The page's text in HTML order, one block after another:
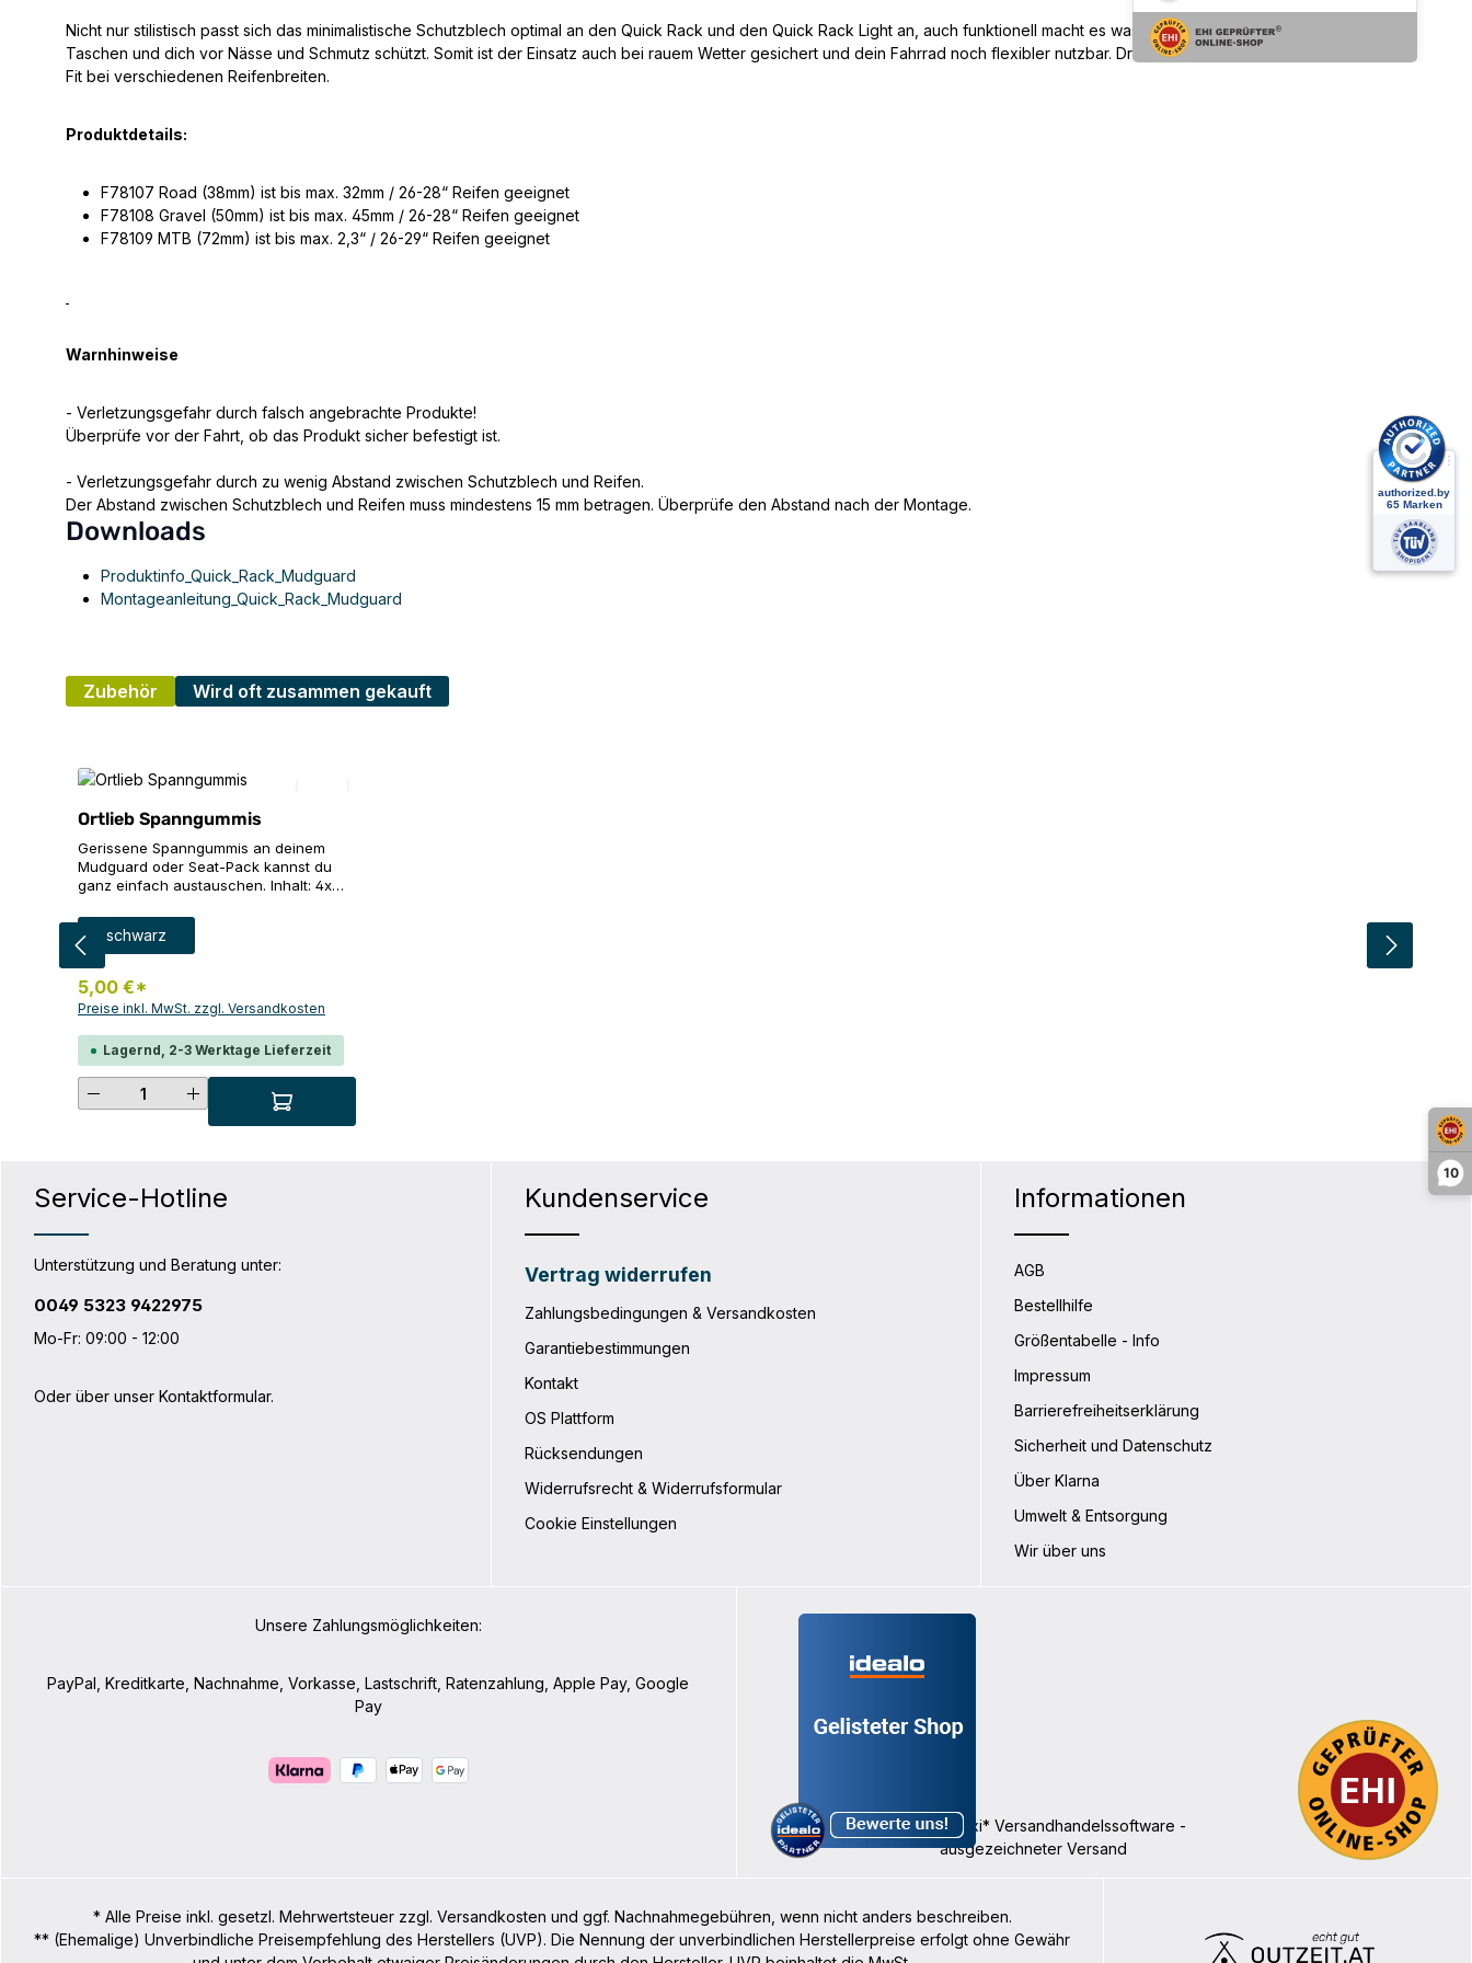
10
Nicht nur stilistisch passt sich das minimalistische Schutzblech optimal an den Quick Rack und den Quick Rack Light an, auch funktionell macht es was her, indem es dein Bike, deine
Taschen und dich vor Nässe und Schmutz schützt. Somit ist der Einsatz auch bei rauem Wetter gesichert und dein Fahrrad noch flexibler nutzbar. Drei Varianten sorgen für den idealen
Fit bei verschiedenen Reifenbreiten.
Produktdetails:
F78107 Road (38mm) ist bis max. 32mm / 26-28“ Reifen geeignet
F78108 Gravel (50mm) ist bis max. 45mm / 26-28“ Reifen geeignet
F78109 MTB (72mm) ist bis max. 2,3“ / 26-29“ Reifen geeignet
Warnhinweise
- Verletzungsgefahr durch falsch angebrachte Produkte!
Überprüfe vor der Fahrt, ob das Produkt sicher befestigt ist.
- Verletzungsgefahr durch zu wenig Abstand zwischen Schutzblech und Reifen.
Der Abstand zwischen Schutzblech und Reifen muss mindestens 15 mm betragen. Überprüfe den Abstand nach der Montage.
Downloads
Produktinfo_Quick_Rack_Mudguard
Montageanleitung_Quick_Rack_Mudguard
Zubehör Wird oft zusammen gekauft
Ortlieb Spanngummis
Gerissene Spanngummis an deinem
Mudguard oder Seat-Pack kannst du
ganz einfach austauschen. Inhalt: 4x
Farbeauswählen
schwarz
5,00 €*
Preise inkl. MwSt. zzgl. Versandkosten
Lagernd, 2-3 Werktage Lieferzeit
Produkt Anzahl: Gib den gewünschten Wert ein oder benutze die Schaltflächen um die Anzahl zu erhöhen
Service-Hotline
Unterstützung und Beratung unter:
0049 5323 9422975
Mo-Fr: 09:00 - 12:00
Oder über unser Kontaktformular.
Kundenservice
Vertrag widerrufen
Zahlungsbedingungen & Versandkosten
Garantiebestimmungen
Kontakt
OS Plattform
Rücksendungen
Widerrufsrecht & Widerrufsformular
Cookie Einstellungen
Informationen
AGB
Bestellhilfe
Größentabelle - Info
Impressum
Barrierefreiheitserklärung
Sicherheit und Datenschutz
Über Klarna
Umwelt & Entsorgung
Wir über uns
Unsere Zahlungsmöglichkeiten:
PayPal, Kreditkarte, Nachnahme, Vorkasse, Lastschrift, Ratenzahlung, Apple Pay, Google
Pay
* Alle Preise inkl. gesetzl. Mehrwertsteuer zzgl. Versandkosten und ggf. Nachnahmegebühren, wenn nicht anders beschreiben.
** (Ehemalige) Unverbindliche Preisempfehlung des Herstellers (UVP). Die Nennung der unverbindlichen Herstellerpreise erfolgt ohne Gewähr